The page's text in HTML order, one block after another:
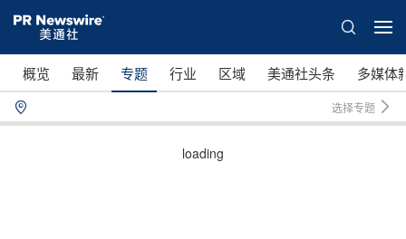
概览 最新 专题 行业 区域 美通社头条 多媒体
选择专题
loading